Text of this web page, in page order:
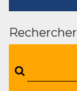
Rechercher